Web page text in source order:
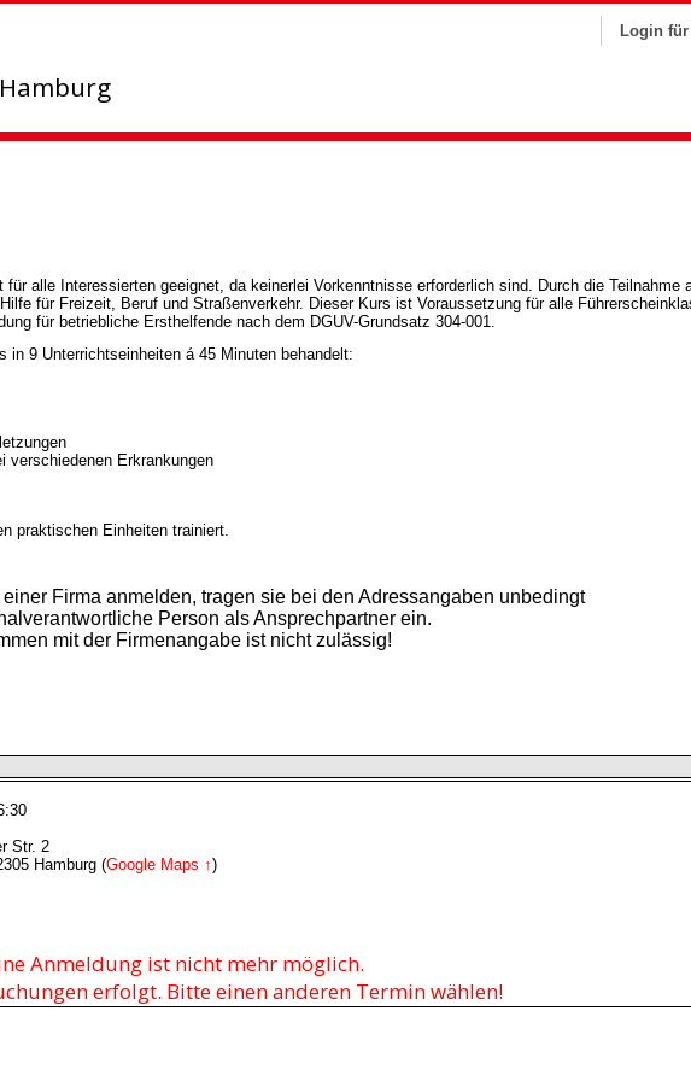
Login
alle Interessierten geeignet, da keinerlei Vorkenntnisse erforderlich sind. Durch die Teilnahme
für Freizeit, Beruf und Straßenverkehr. Dieser Kurs ist Voraussetzung für alle
für betriebliche Ersthelfende nach dem DGUV-Grundsatz 304-001.
in 9 Unterrichtseinheiten á 45 Minuten behandelt:
verschiedenen Erkrankungen
praktischen Einheiten trainiert.
Firma anmelden, tragen sie bei den Adressangaben unbedingt
Person als Ansprechpartner ein.
mit der Firmenangabe ist nicht zulässig!
Str. 2
Hamburg (Google Maps ↑)
Anmeldung ist nicht mehr möglich.
erfolgt. Bitte einen anderen Termin wählen!